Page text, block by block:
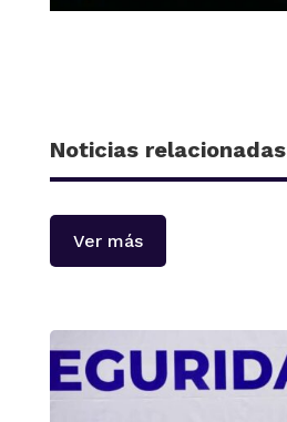
Noticias relacionadas
Ver más